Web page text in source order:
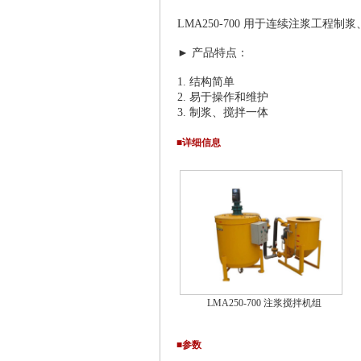
LMA250-700 用于连续注浆工程制浆
► 产品特点：
1. 结构简单
2. 易于操作和维护
3. 制浆、搅拌一体
■详细信息
LMA250-700 注浆搅拌机组
■参数